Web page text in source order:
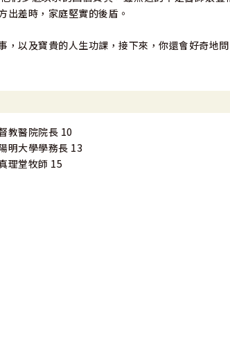
出差時，家庭堅實的後盾。
，以及寶貴的人生功課，接下來，你還會好奇地
教醫院院長 10
明大學學務長 13
理堂牧師 15